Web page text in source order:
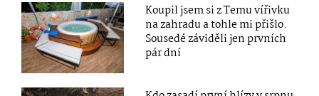
Koupil jsem si z Temu vířivku
na zahradu a tohle mi přišlo.
Sousedé záviděli jen prvních
pár dní